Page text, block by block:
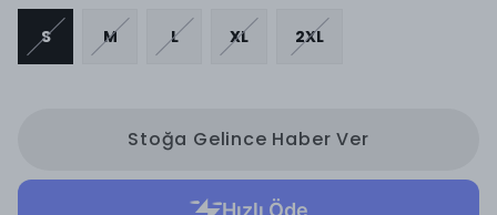
S M L XL 2XL
Stoğa Gelince Haber Ver